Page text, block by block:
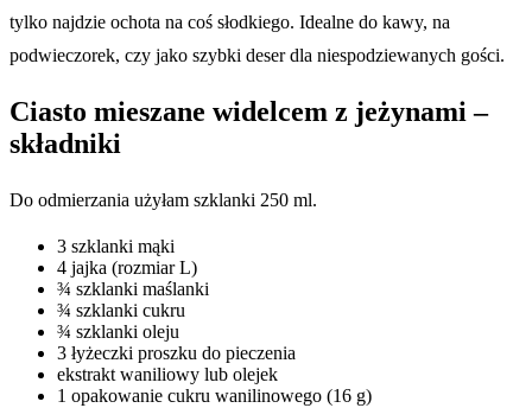
tylko najdzie ochota na coś słodkiego. Idealne do kawy, na
podwieczorek, czy jako szybki deser dla niespodziewanych gości.
Ciasto mieszane widelcem z jeżynami –
składniki
Do odmierzania użyłam szklanki 250 ml.
3 szklanki mąki
4 jajka (rozmiar L)
¾ szklanki maślanki
¾ szklanki cukru
¾ szklanki oleju
3 łyżeczki proszku do pieczenia
ekstrakt waniliowy lub olejek
1 opakowanie cukru wanilinowego (16 g)